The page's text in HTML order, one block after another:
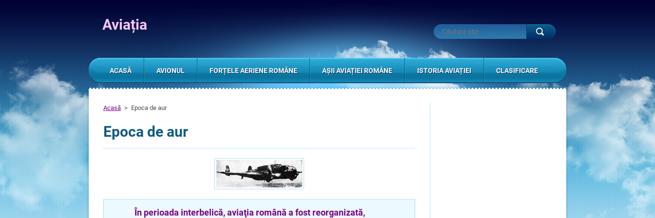
Aviația
Acasă > Epoca de aur
Epoca de aur
În perioada interbelică, aviaţia română a fost reorganizată,
ACASĂ AVIONUL FORȚELE AERIENE ROMÂNE AȘII AVIAȚIEI ROMÂNE ISTORIA AVIAȚIEI CLASIFICARE